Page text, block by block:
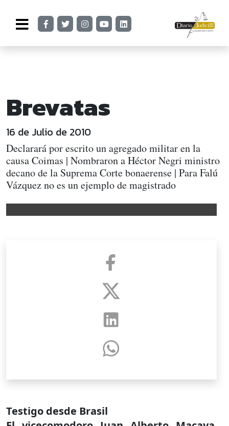
Brevatas
16 de Julio de 2010
Declarará por escrito un agregado militar en la
causa Coimas | Nombraron a Héctor Negri ministro
decano de la Suprema Corte bonaerense | Para Falú
Vázquez no es un ejemplo de magistrado
Testigo desde Brasil